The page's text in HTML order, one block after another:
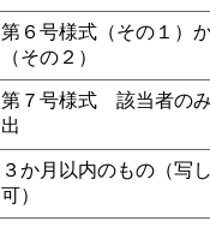
第６号様式（その１）
（その２）
第７号様式 該当者の
出
３か月以内のもの（写
可）